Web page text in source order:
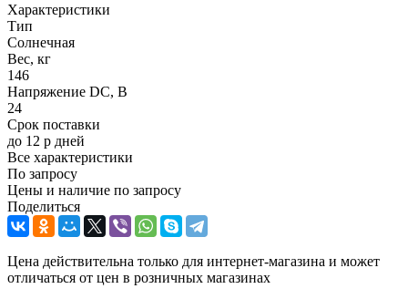
Характеристики
Тип
Солнечная
Вес, кг
146
Напряжение DC, В
24
Срок поставки
до 12 р дней
Все характеристики
По запросу
Цены и наличие по запросу
Поделиться
Цена действительна только для интернет-магазина и может
отличаться от цен в розничных магазинах